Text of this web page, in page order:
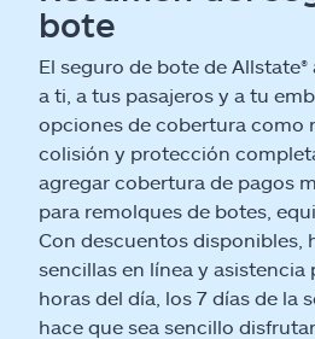
Explore Allstate
Ashburn, VA 20146
English
bote
El seguro de bote de
a ti, a tus pasajeros y a tu
opciones de cobertura como
colisión y protección
agregar cobertura de pagos
para remolques de botes,
Con descuentos disponibles,
sencillas en línea y asistencia
horas del día, los 7 días de la
hace que sea sencillo